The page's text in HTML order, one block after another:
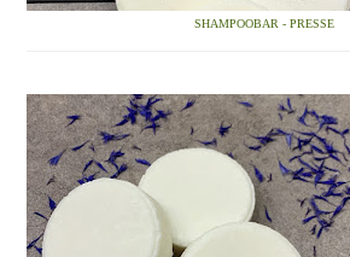
SHAMPOOBAR - PRESSE